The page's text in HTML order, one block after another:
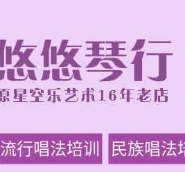
流行唱法培训 民族唱法